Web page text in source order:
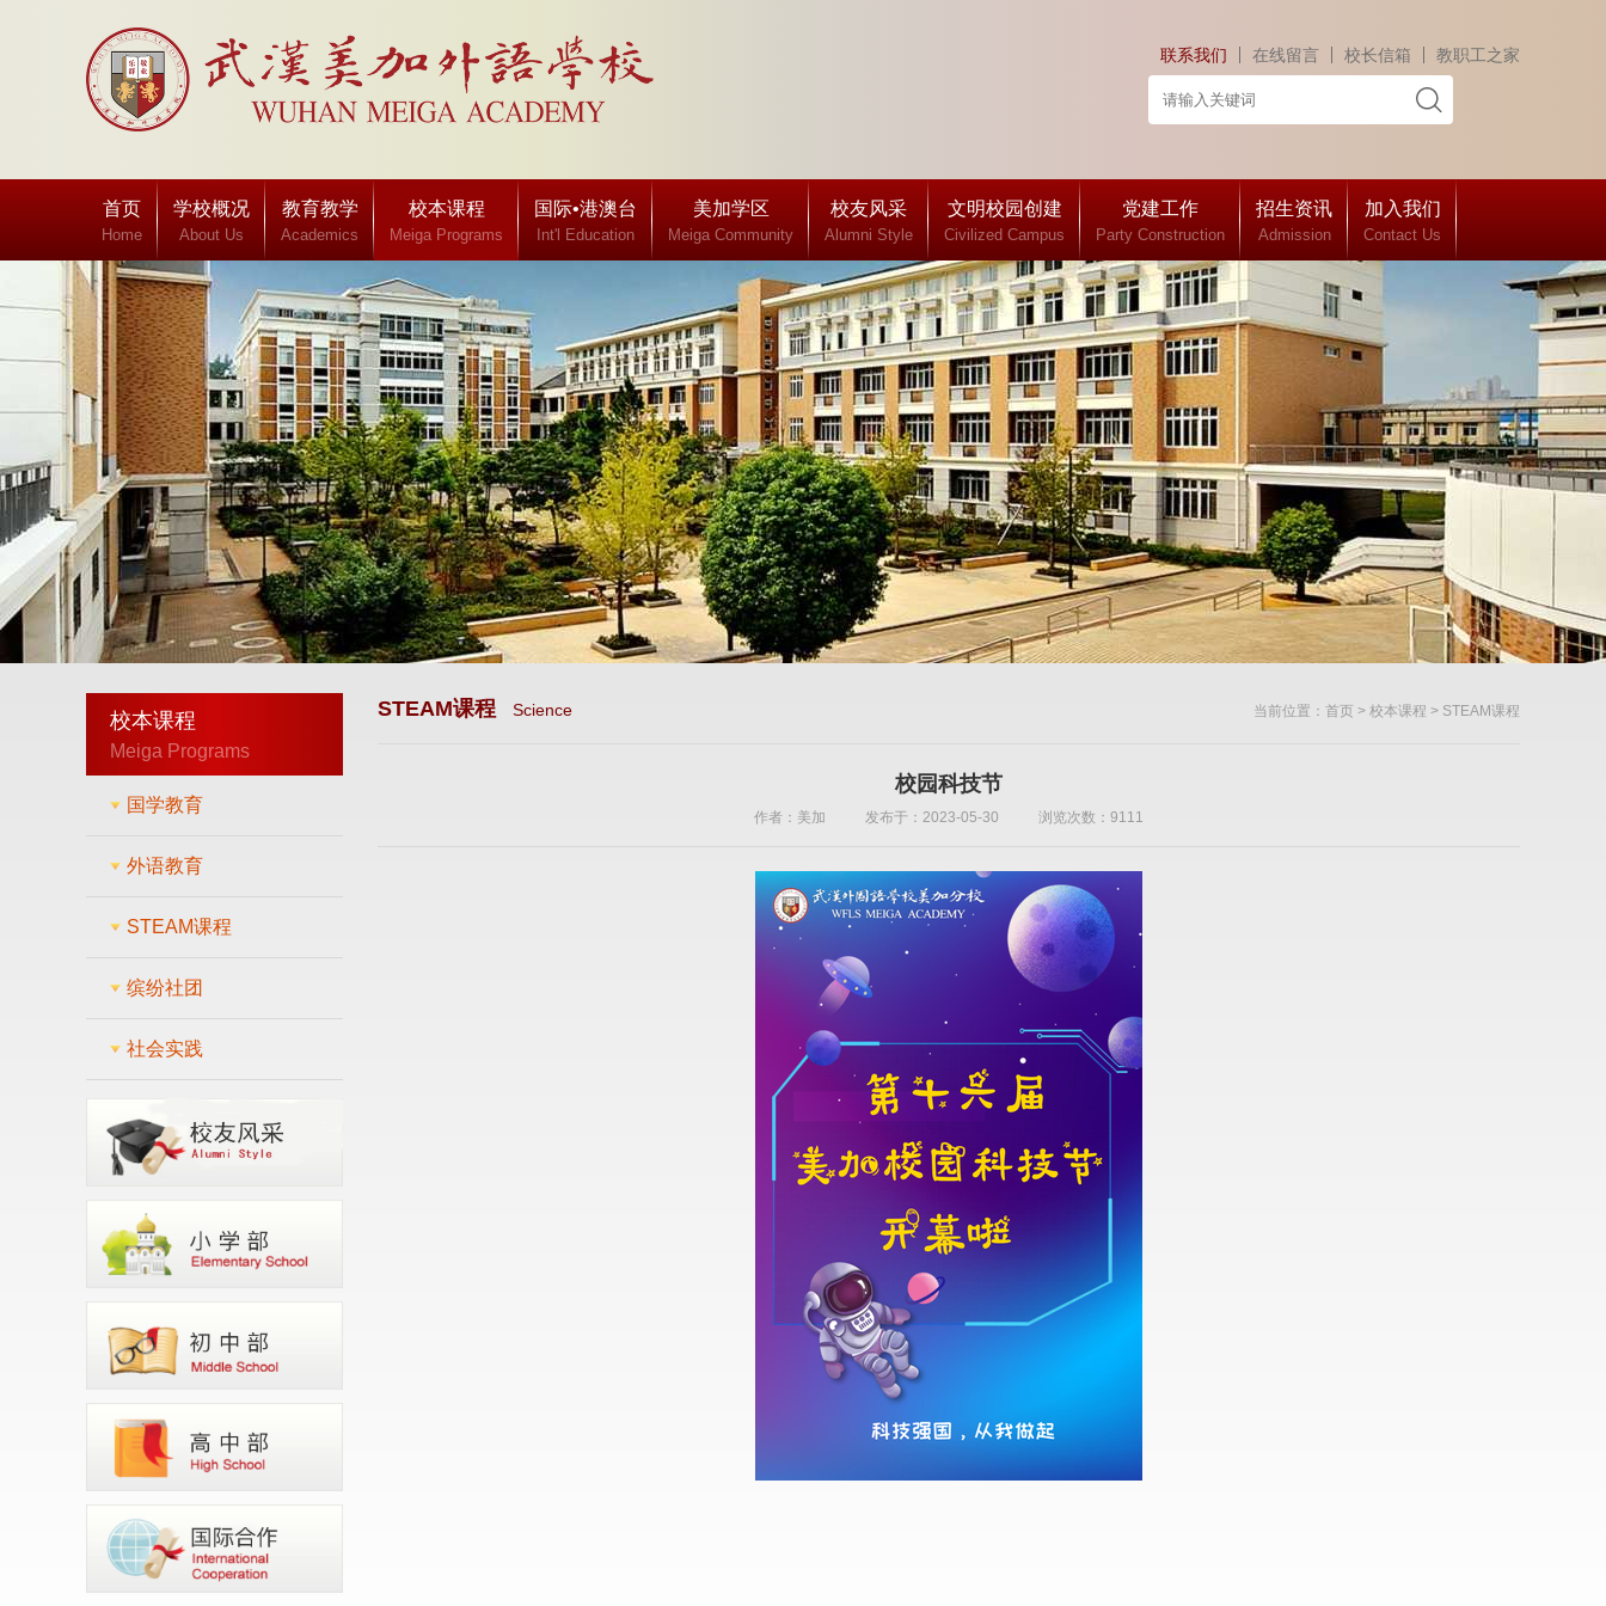
联系我们 在线留言 校长信箱 教职工之家
首页
Home
学校概况
About Us
教育教学
Academics
校本课程
Meiga Programs
国际•港澳台
Int'l Education
美加学区
Meiga Community
校友风采
Alumni Style
文明校园创建
Civilized Campus
党建工作
Party Construction
招生资讯
Admission
加入我们
Contact Us
班级博客
Class blog
校本课程
Meiga Programs
国学教育
外语教育
STEAM课程
缤纷社团
社会实践
STEAM课程 Science 当前位置： 首页 > 校本课程 > STEAM课程
校园科技节
作者：美加 发布于：2023-05-30 浏览次数：9111